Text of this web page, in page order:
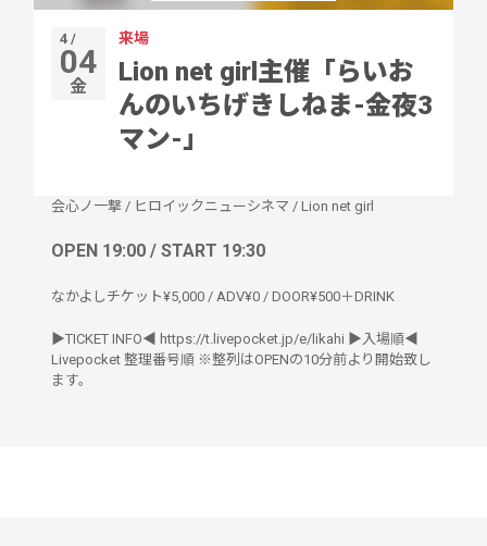
4 /
04
金
来場
Lion net girl主催「らいお
んのいちげきしねま-金夜3
マン-」
会心ノ一撃 / ヒロイックニューシネマ / Lion net girl
OPEN 19:00 / START 19:30
なかよしチケット¥5,000 / ADV¥0 / DOOR¥500＋DRINK
▶︎TICKET INFO◀︎ https://t.livepocket.jp/e/likahi ▶︎入場順◀︎
Livepocket 整理番号順 ※整列はOPENの10分前より開始致し
ます。